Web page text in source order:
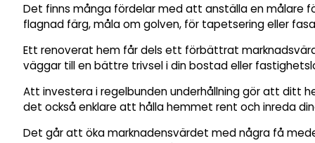
Det finns många fördelar med att anställa en målare
flagnad färg, måla om golven, för tapetsering eller
Ett renoverat hem får dels ett förbättrat
väggar till en bättre trivsel i din bostad eller
Att investera i regelbunden underhållning gör att ditt
det också enklare att hålla hemmet rent och inreda
Det går att öka marknadensvärdet med några få